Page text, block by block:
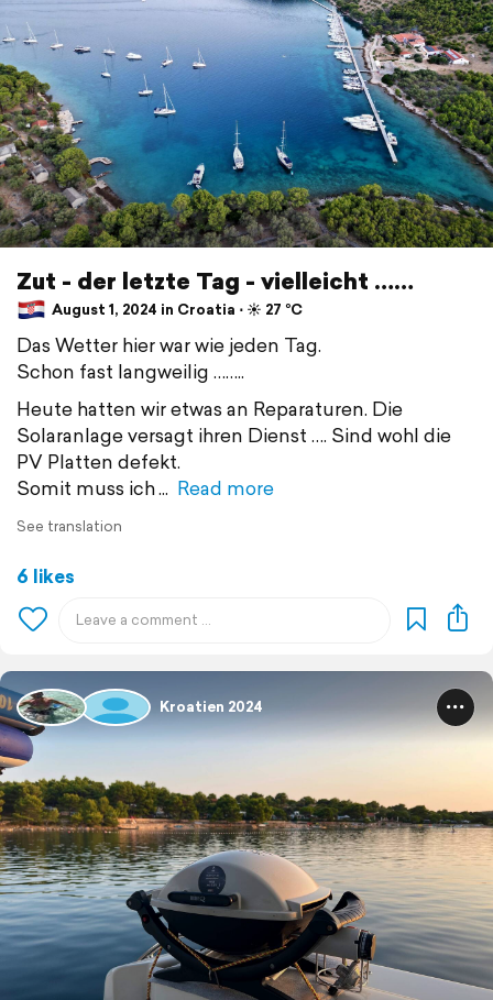
Zut - der letzte Tag - vielleicht ……
August 1, 2024 in Croatia ⋅ ☀️ 27 °C
Das Wetter hier war wie jeden Tag.
Schon fast langweilig ……..
Heute hatten wir etwas an Reparaturen. Die
Solaranlage versagt ihren Dienst …. Sind wohl die
PV Platten defekt.
Somit muss ich
Read more
See translation
6 likes
Kroatien 2024